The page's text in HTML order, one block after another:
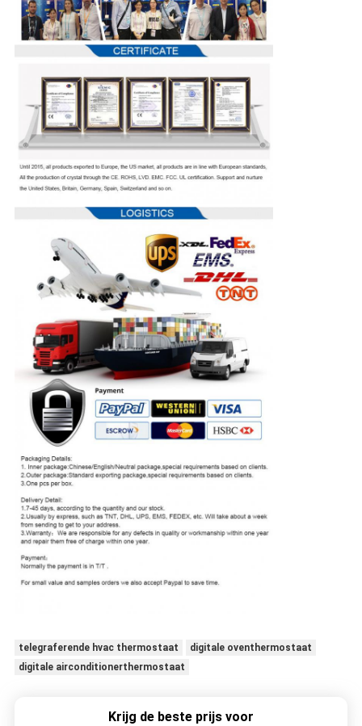
telegraferende hvac thermostaat
digitale oventhermostaat
digitale airconditionerthermostaat
Krijg de beste prijs voor